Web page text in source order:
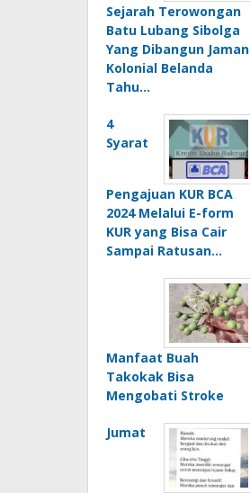
Sejarah Terowongan
Batu Lubang Sibolga
Yang Dibangun Jaman
Kolonial Belanda
Tahu…
4
Syarat
Pengajuan KUR BCA
2024 Melalui E-form
KUR yang Bisa Cair
Sampai Ratusan…
Manfaat Buah
Takokak Bisa
Mengobati Stroke
Jumat